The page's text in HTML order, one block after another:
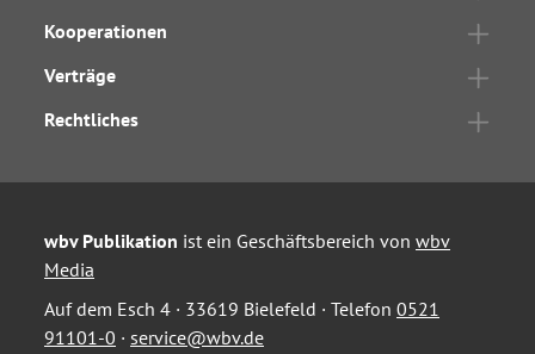
Kooperationen
Verträge
Rechtliches
wbv Publikation ist ein Geschäftsbereich von wbv
Media
Auf dem Esch 4 · 33619 Bielefeld · Telefon 0521
91101-0 · service@wbv.de